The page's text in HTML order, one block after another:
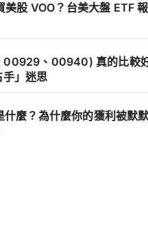
股 VOO？台美大盤 ETF
00929、00940) 真的比較
手」迷思
什麼？為什麼你的獲利被默